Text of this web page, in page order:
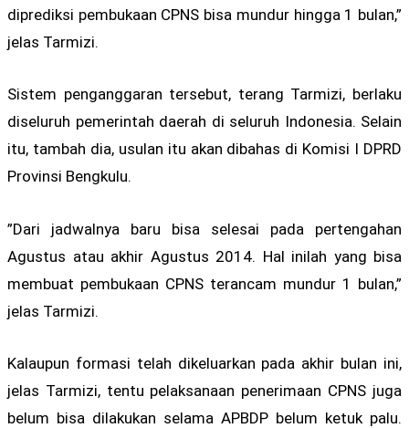
diprediksi pembukaan CPNS bisa mundur hingga 1 bulan,”
jelas Tarmizi.
Sistem penganggaran tersebut, terang Tarmizi, berlaku
diseluruh pemerintah daerah di seluruh Indonesia. Selain
itu, tambah dia, usulan itu akan dibahas di Komisi I DPRD
Provinsi Bengkulu.
”Dari jadwalnya baru bisa selesai pada pertengahan
Agustus atau akhir Agustus 2014. Hal inilah yang bisa
membuat pembukaan CPNS terancam mundur 1 bulan,”
jelas Tarmizi.
Kalaupun formasi telah dikeluarkan pada akhir bulan ini,
jelas Tarmizi, tentu pelaksanaan penerimaan CPNS juga
belum bisa dilakukan selama APBDP belum ketuk palu.